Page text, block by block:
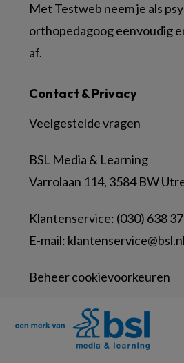
Contact & Privacy
Veelgestelde vragen
BSL Media & Learning
Varrolaan 114, 3584 BW
Klantenservice: (030) 638
E-mail: klantenservice@bsl.nl
Beheer cookievoorkeuren
Met Testweb neem je als
orthopedagoog eenvoudig
af.